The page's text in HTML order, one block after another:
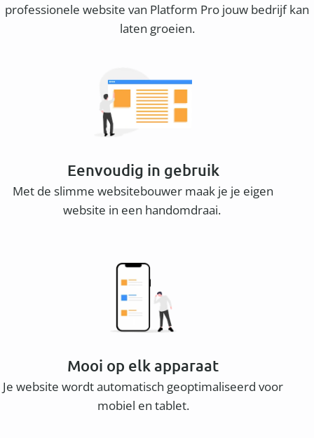
professionele website van Platform Pro jouw bedrijf kan
laten groeien.
Eenvoudig in gebruik
Met de slimme websitebouwer maak je je eigen
website in een handomdraai.
Mooi op elk apparaat
Je website wordt automatisch geoptimaliseerd voor
mobiel en tablet.